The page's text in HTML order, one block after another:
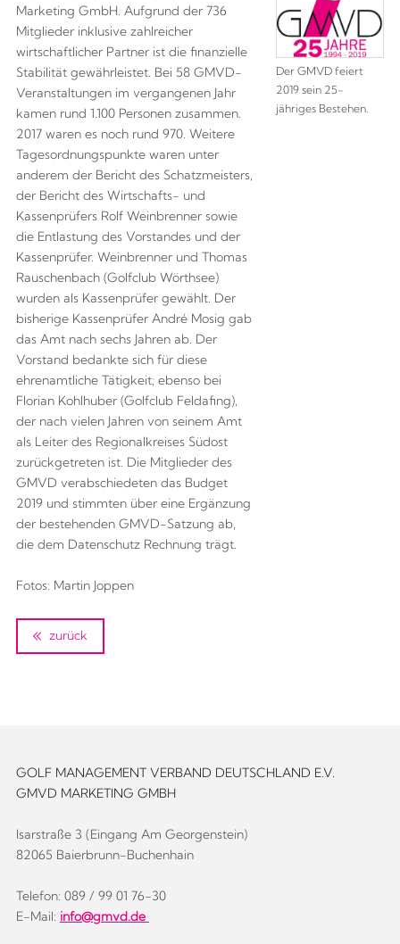
Marketing GmbH. Aufgrund der 736
Mitglieder inklusive zahlreicher
wirtschaftlicher Partner ist die finanzielle
Stabilität gewährleistet. Bei 58 GMVD-
Veranstaltungen im vergangenen Jahr
kamen rund 1.100 Personen zusammen.
2017 waren es noch rund 970. Weitere
Tagesordnungspunkte waren unter
anderem der Bericht des Schatzmeisters,
der Bericht des Wirtschafts- und
Kassenprüfers Rolf Weinbrenner sowie
die Entlastung des Vorstandes und der
Kassenprüfer. Weinbrenner und Thomas
Rauschenbach (Golfclub Wörthsee)
wurden als Kassenprüfer gewählt. Der
bisherige Kassenprüfer André Mosig gab
das Amt nach sechs Jahren ab. Der
Vorstand bedankte sich für diese
ehrenamtliche Tätigkeit; ebenso bei
Florian Kohlhuber (Golfclub Feldafing),
der nach vielen Jahren von seinem Amt
als Leiter des Regionalkreises Südost
zurückgetreten ist. Die Mitglieder des
GMVD verabschiedeten das Budget
2019 und stimmten über eine Ergänzung
der bestehenden GMVD-Satzung ab,
die dem Datenschutz Rechnung trägt.
Fotos: Martin Joppen
Der GMVD feiert
2019 sein 25-
jähriges Bestehen.
zurück
GOLF MANAGEMENT VERBAND DEUTSCHLAND E.V.
GMVD MARKETING GMBH
Isarstraße 3 (Eingang Am Georgenstein)
82065 Baierbrunn-Buchenhain
Telefon: 089 / 99 01 76-30
E-Mail: info@gmvd.de